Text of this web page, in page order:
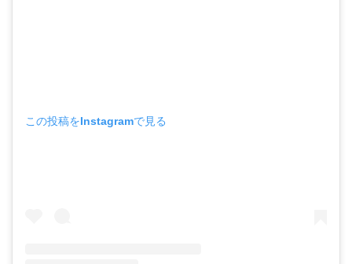
この投稿をInstagramで見る